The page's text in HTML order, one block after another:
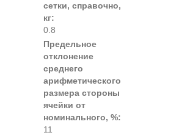
сетки, справочно,
кг:
0.8
Предельное
отклонение
среднего
арифметического
размера стороны
ячейки от
номинального, %:
11